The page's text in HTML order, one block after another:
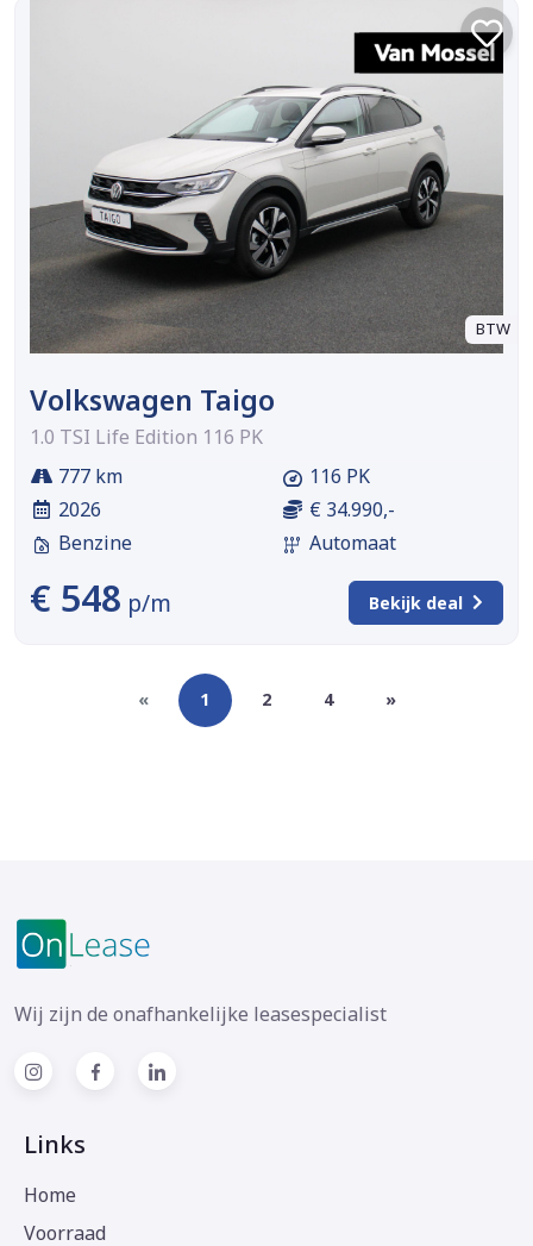
BTW
Volkswagen Taigo
1.0 TSI Life Edition 116 PK
777 km
2026
Benzine
116 PK
€ 34.990,-
Automaat
€ 548 p/m Bekijk deal
« 1 2 4 »
Wij zijn de onafhankelijke leasespecialist
Links
Home
Voorraad